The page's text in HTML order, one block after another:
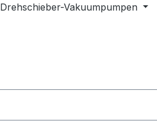
Drehschieber-Vakuumpumpen